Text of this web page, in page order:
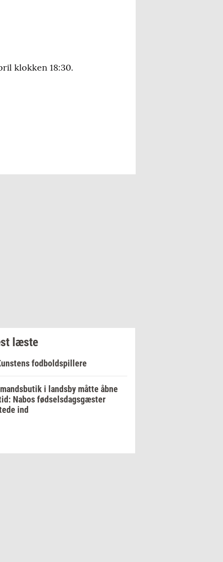
klokken 18:30.
læste
fodboldspillere
i landsby måtte åbne
Nabos fødselsdagsgæster
ind